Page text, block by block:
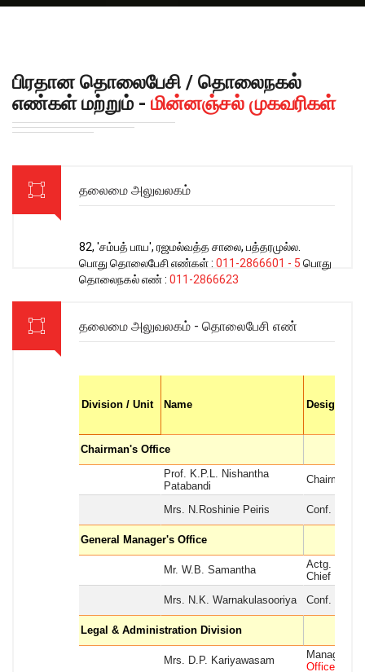
பிரதான தொலைபேசி / தொலைநகல்
எண்கள் மற்றும் - மின்னஞ்சல் முகவரிகள்
தலைமை அலுவலகம்
82, 'சம்பத் பாய', ரஜமல்வத்த சாலை, பத்தரமுல்ல.
பொது தொலைபேசி எண்கள் : 011-2866601 - 5 பொது
தொலைநகல் எண் : 011-2866623
தலைமை அலுவலகம் - தொலைபேசி எண்